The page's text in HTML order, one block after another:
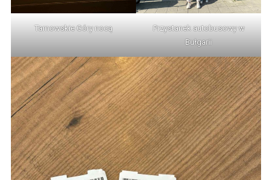
Tarnowskie Góry nocą
Przystanek autobusowy w
Bułgarii